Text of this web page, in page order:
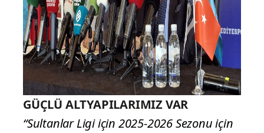
GÜÇLÜ ALTYAPILARIMIZ VAR
“Sultanlar Ligi için 2025-2026 Sezonu için